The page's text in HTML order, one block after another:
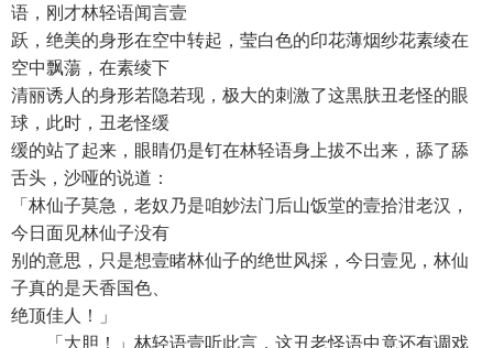
语，刚才林轻语闻言壹
跃，绝美的身形在空中转起，莹白色的印花薄烟纱花素绫在
空中飘蕩，在素绫下
清丽诱人的身形若隐若现，极大的刺激了这黒肤丑老怪的眼
球，此时，丑老怪缓
缓的站了起来，眼睛仍是钉在林轻语身上拔不出来，舔了舔
舌头，沙哑的说道：
「林仙子莫急，老奴乃是咱妙法门后山饭堂的壹拾泔老汉，
今日面见林仙子没有
别的意思，只是想壹睹林仙子的绝世风採，今日壹见，林仙
子真的是天香国色、
绝顶佳人！」
「大胆！」林轻语壹听此言，这丑老怪语中竟还有调戏